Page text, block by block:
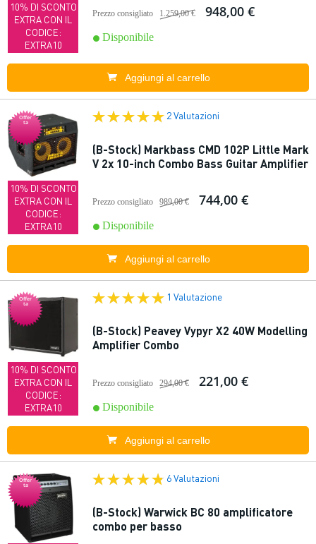
10% DI SCONTO
EXTRA CON IL
CODICE:
EXTRA10
Prezzo consigliato 1.259,00 € 948,00 €
Disponibile
Aggiungi al carrello
Offer
ta
10% DI SCONTO
EXTRA CON IL
CODICE:
EXTRA10
2 Valutazioni
(B-Stock) Markbass CMD 102P Little Mark
V 2x 10-inch Combo Bass Guitar Amplifier
Prezzo consigliato 989,00 € 744,00 €
Disponibile
Aggiungi al carrello
Offer
ta
10% DI SCONTO
EXTRA CON IL
CODICE:
EXTRA10
1 Valutazione
(B-Stock) Peavey Vypyr X2 40W Modelling
Amplifier Combo
Prezzo consigliato 294,00 € 221,00 €
Disponibile
Aggiungi al carrello
Offer
ta
6 Valutazioni
(B-Stock) Warwick BC 80 amplificatore
combo per basso